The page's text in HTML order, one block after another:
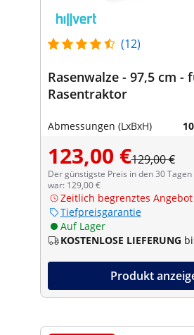
(12)
Rasenwalze - 97,5 cm -
Rasentraktor
Abmessungen (LxBxH)
123,00 €129,00 €
Der günstigste Preis in den 30
war: 129,00 €
Zeitlich begrenztes Angebot
Tiefpreisgarantie
Auf Lager
KOSTENLOSE LIEFERUNG
Produkt